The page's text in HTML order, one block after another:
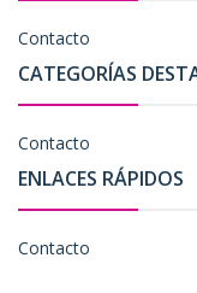
Contacto
CATEGORÍAS
Contacto
ENLACES RÁPIDOS
Contacto